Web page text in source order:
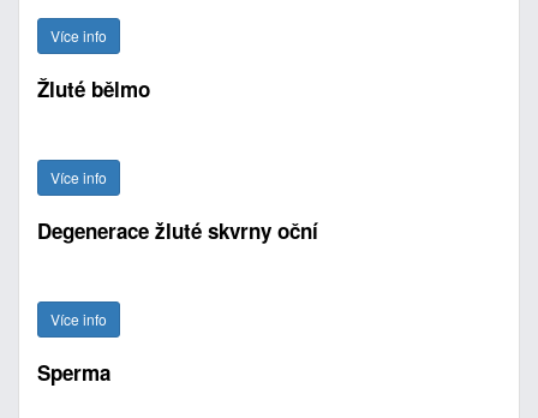
Více info
Žluté bělmo
Více info
Degenerace žluté skvrny oční
Více info
Sperma